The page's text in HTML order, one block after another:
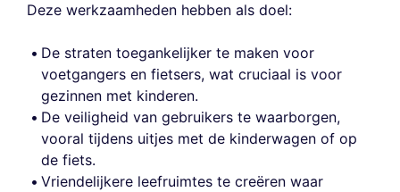
Deze werkzaamheden hebben als doel:
De straten toegankelijker te maken voor
voetgangers en fietsers, wat cruciaal is voor
gezinnen met kinderen.
De veiligheid van gebruikers te waarborgen,
vooral tijdens uitjes met de kinderwagen of op
de fiets.
Vriendelijkere leefruimtes te creëren waar